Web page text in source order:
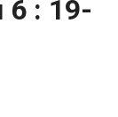
: 19-